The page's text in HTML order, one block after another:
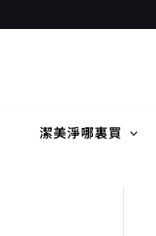
潔美淨哪裏買